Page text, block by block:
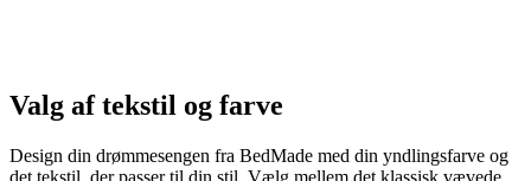
Valg af tekstil og farve
Design din drømmesengen fra BedMade med din yndlingsfarve og
det tekstil, der passer til din stil. Vælg mellem det klassisk vævede